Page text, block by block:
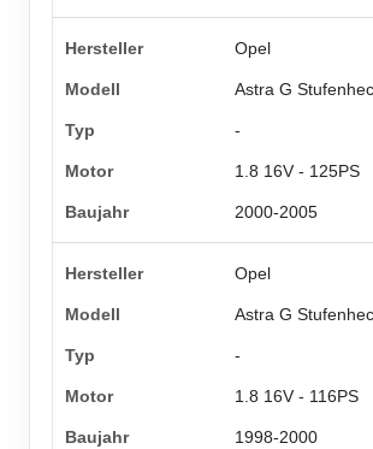
Opel
Astra G
-
1.8 16V - 125PS
2000-2005
Opel
Astra G
-
1.8 16V - 116PS
1998-2000